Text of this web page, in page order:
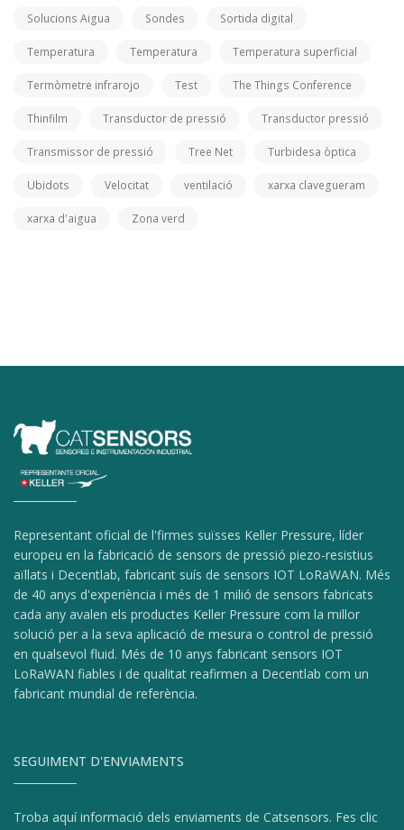
Solucions Aigua Sondes Sortida digital
Temperatura Temperatura Temperatura superficial
Termòmetre infrarojo Test The Things Conference
Thinfilm Transductor de pressió Transductor pressió
Transmissor de pressió Tree Net Turbidesa òptica
Ubidots Velocitat ventilació xarxa clavegueram
xarxa d'aigua Zona verd
Representant oficial de l'firmes suïsses Keller Pressure, líder
europeu en la fabricació de sensors de pressió piezo-resistius
aïllats i Decentlab, fabricant suís de sensors IOT LoRaWAN. Més
de 40 anys d'experiència i més de 1 milió de sensors fabricats
cada any avalen els productes Keller Pressure com la millor
solució per a la seva aplicació de mesura o control de pressió
en qualsevol fluid. Més de 10 anys fabricant sensors IOT
LoRaWAN fiables i de qualitat reafirmen a Decentlab com un
fabricant mundial de referència.
SEGUIMENT D'ENVIAMENTS
Troba aquí informació dels enviaments de Catsensors. Fes clic